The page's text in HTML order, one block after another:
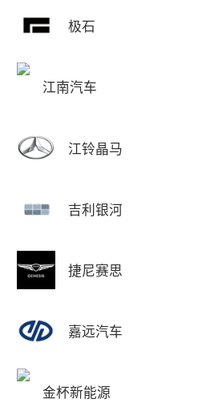
极石
江南汽车
江铃晶马
吉利银河
捷尼赛思
嘉远汽车
金杯新能源